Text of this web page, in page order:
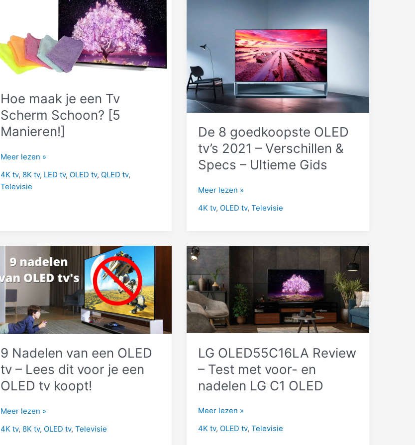
Hoe maak je een Tv
Scherm Schoon? [5
Manieren!]
Hoe
je
een
Meer lezen »
4K tv, 8K tv, LED tv, OLED tv, QLED tv,
Televisie
De 8 goedkoopste OLED
tv’s 2021 – Verschillen &
Specs – Ultieme Gids
De
goedkoopste
2021
–
Verschillen
&
Specs
–
Ultieme
Gids
Meer lezen »
4K tv, OLED tv, Televisie
9 Nadelen van een OLED
tv – Lees dit voor je een
OLED tv koopt!
9
van
Meer lezen »
4K tv, 8K tv, OLED tv,Televisie
LG OLED55C16LA Review
– Test met voor- en
nadelen LG C1 OLED
LG
Review
Meer lezen »
4K tv, OLED tv, Televisie